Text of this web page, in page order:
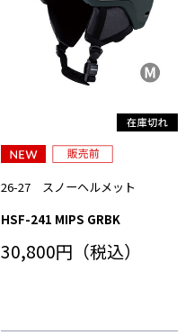
26-27 スノーヘルメット
HSF-241 MIPS GRBK
30,800円（税込）